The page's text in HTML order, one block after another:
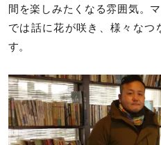
間を楽しみたくなる雰囲気。
では話に花が咲き、様々なつ
す。